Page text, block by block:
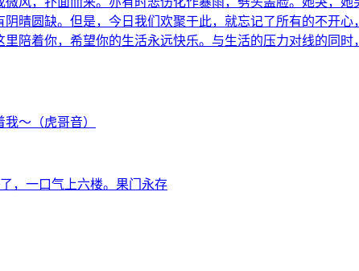
晴圆缺。但是，今日我们欢聚于此，就忘记了所有的不开
陪着你，希望你的生活永远快乐。与生活的压力对线的同
～（虎哥音）
，一口气上六楼。果门永存